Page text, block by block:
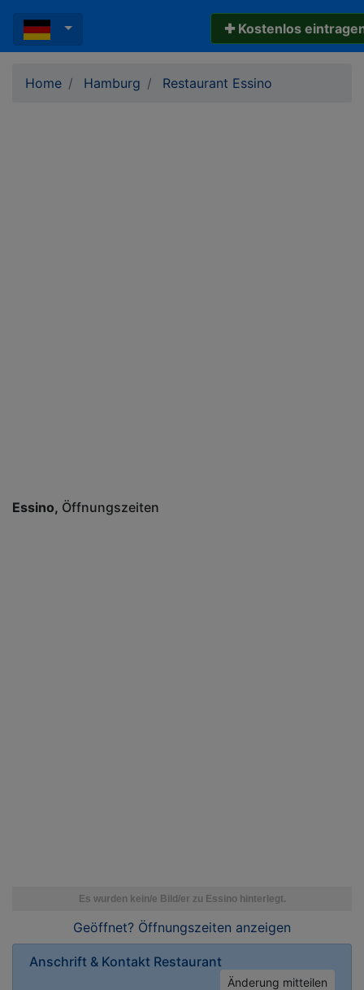
✚ Kostenlos
Home Hamburg Restaurant Essino
Essino Öffnungszeiten
Geöffnet? Öffnungszeiten anzeigen
Anschrift & Kontakt Restaurant
Änderung mitteilen